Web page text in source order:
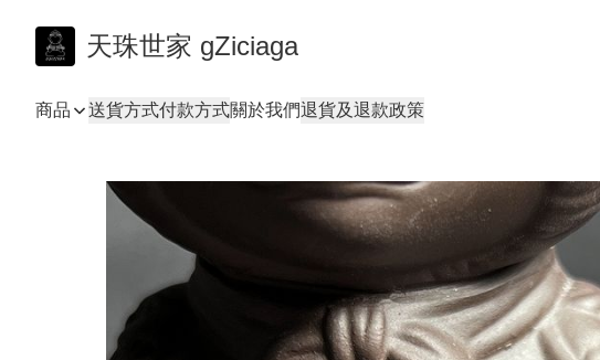
天珠世家 gZiciaga
商品 送貨方式付款方式關於我們退貨及退款政策